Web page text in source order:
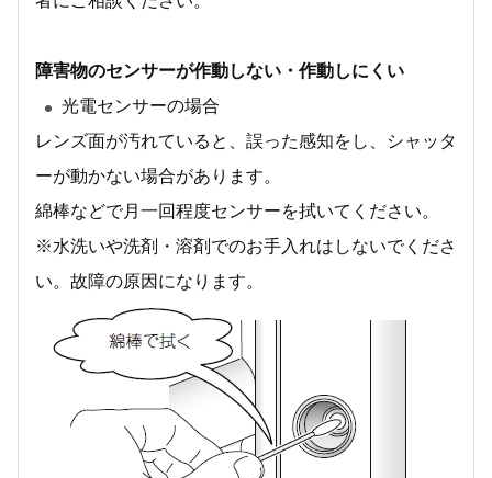
障害物のセンサーが作動しない・作動しにくい
光電センサーの場合
レンズ面が汚れていると、誤った感知をし、シャッタ
ーが動かない場合があります。
綿棒などで月一回程度センサーを拭いてください。
※水洗いや洗剤・溶剤でのお手入れはしないでくださ
い。故障の原因になります。